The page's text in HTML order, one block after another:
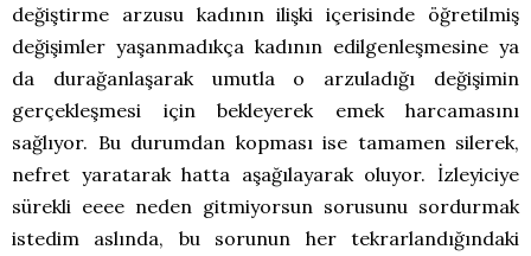
değiştirme arzusu kadının ilişki içerisinde öğretilmiş
değişimler yaşanmadıkça kadının edilgenleşmesine ya
da durağanlaşarak umutla o arzuladığı değişimin
gerçekleşmesi için bekleyerek emek harcamasını
sağlıyor. Bu durumdan kopması ise tamamen silerek,
nefret yaratarak hatta aşağılayarak oluyor. İzleyiciye
sürekli eeee neden gitmiyorsun sorusunu sordurmak
istedim aslında, bu sorunun her tekrarlandığındaki